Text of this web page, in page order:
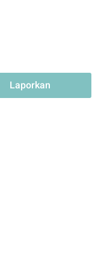
Laporkan